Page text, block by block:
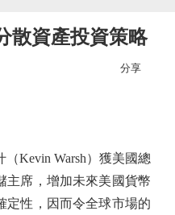
散資產投資策略
分享
Kevin Warsh）獲美國總
主席，增加未來美國貨幣
定性，因而令全球市場的